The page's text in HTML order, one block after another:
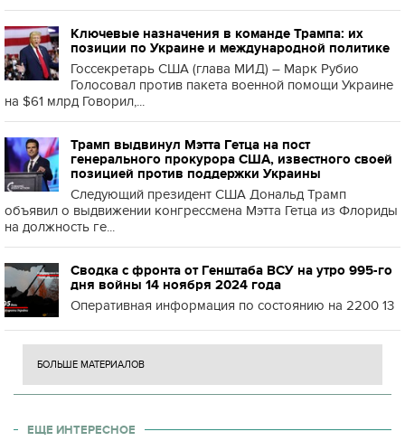
Ключевые назначения в команде Трампа: их
позиции по Украине и международной политике
Госсекретарь США (глава МИД) – Марк Рубио
Голосовал против пакета военной помощи Украине
на $61 млрд Говорил,...
Трамп выдвинул Мэтта Гетца на пост
генерального прокурора США, известного своей
позицией против поддержки Украины
Следующий президент США Дональд Трамп
объявил о выдвижении конгрессмена Мэтта Гетца из Флориды
на должность ге...
Сводка с фронта от Генштаба ВСУ на утро 995-го
дня войны 14 ноября 2024 года
Оперативная информация по состоянию на 2200 13
БОЛЬШЕ МАТЕРИАЛОВ
ЕЩЕ ИНТЕРЕСНОЕ